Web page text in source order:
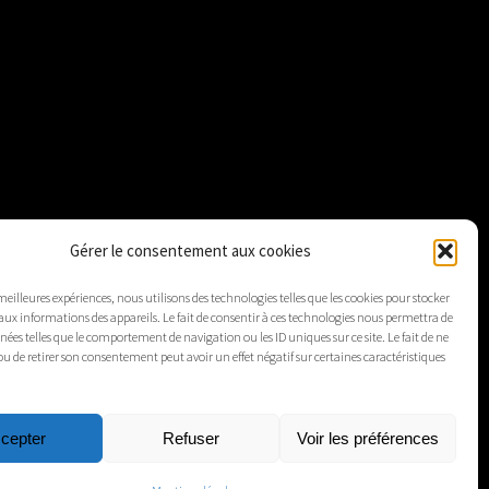
Gérer le consentement aux cookies
expériences, nous utilisons des technologies telles que les cookies pour stocker
informations des appareils. Le fait de consentir à ces technologies nous permettra de
telles que le comportement de navigation ou les ID uniques sur ce site. Le fait de ne
de retirer son consentement peut avoir un effet négatif sur certaines caractéristiques
Refuser Voir les préférences